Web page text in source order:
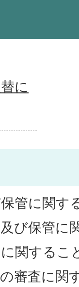
に
管に関す
び保管に
関するこ
審査に関